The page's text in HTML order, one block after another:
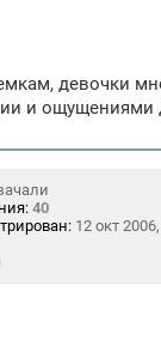
девочки
и ощущениями
40
12 окт